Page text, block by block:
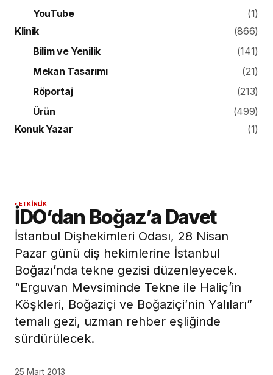
YouTube
(1)
Klinik
(866)
Bilim ve Yenilik
(141)
Mekan Tasarımı
(21)
Röportaj
(213)
Ürün
(499)
Konuk Yazar
(1)
ETKINLIK
İDO’dan Boğaz’a Davet
İstanbul Dişhekimleri Odası, 28 Nisan
Pazar günü diş hekimlerine İstanbul
Boğazı’nda tekne gezisi düzenleyecek.
“Erguvan Mevsiminde Tekne ile Haliç’in
Köşkleri, Boğaziçi ve Boğaziçi’nin Yalıları”
temalı gezi, uzman rehber eşliğinde
sürdürülecek.
25 Mart 2013